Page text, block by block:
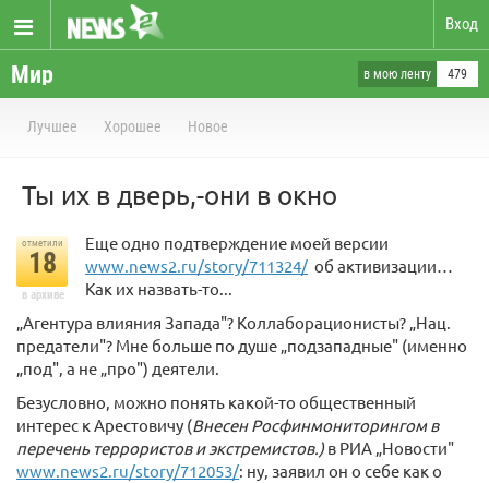
Вход
Мир в мою ленту 479
Лучшее Хорошее Новое
Ты их в дверь,-они в окно
отметили
18
в архиве
Еще одно подтверждение моей версии
www.news2.ru/story/711324/ об активизации…
Как их назвать-то...
„Агентура влияния Запада"? Коллаборационисты? „Нац.
предатели"? Мне больше по душе „подзападные" (именно
„под", а не „про") деятели.
Безусловно, можно понять какой-то общественный
интерес к Арестовичу (Внесен Росфинмониторингом в
перечень террористов и экстремистов.)в РИА „Новости"
www.news2.ru/story/712053/: ну, заявил он о себе как о